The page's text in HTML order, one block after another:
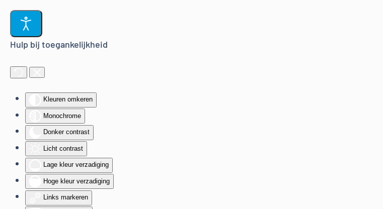
Hulp bij toegankelijkheid
Kleuren omkeren
Monochrome
Donker contrast
Licht contrast
Lage kleur verzadiging
Hoge kleur verzadiging
Links markeren
Terug naar hoofdinhoud